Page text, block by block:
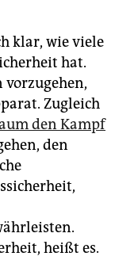
klar, wie viele
hat.
vorzugehen,
Zugleich
den Kampf
den
heißt es.